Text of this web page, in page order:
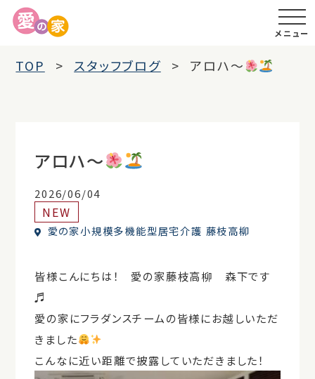
メニュー
TOP スタッフブログ アロハ～
アロハ～
2026/06/04
NEW
愛の家小規模多機能型居宅介護 藤枝高柳
皆様こんにちは！ 愛の家藤枝高柳 森下です
♬
愛の家にフラダンスチームの皆様にお越しいただ
きました
こんなに近い距離で披露していただきました！